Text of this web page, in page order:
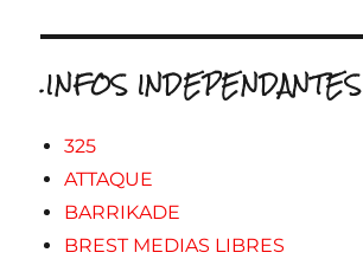
.INFOS INDEPENDANTES
325
ATTAQUE
BARRIKADE
BREST MEDIAS LIBRES